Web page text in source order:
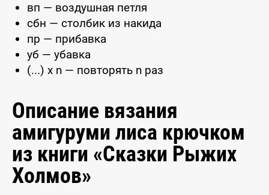
вп — воздушная петля
сбн — столбик из накида
пр — прибавка
уб — убавка
(...) x n — повторять n раз
Описание вязания
амигуруми лиса крючком
из книги «Сказки Рыжих
Холмов»